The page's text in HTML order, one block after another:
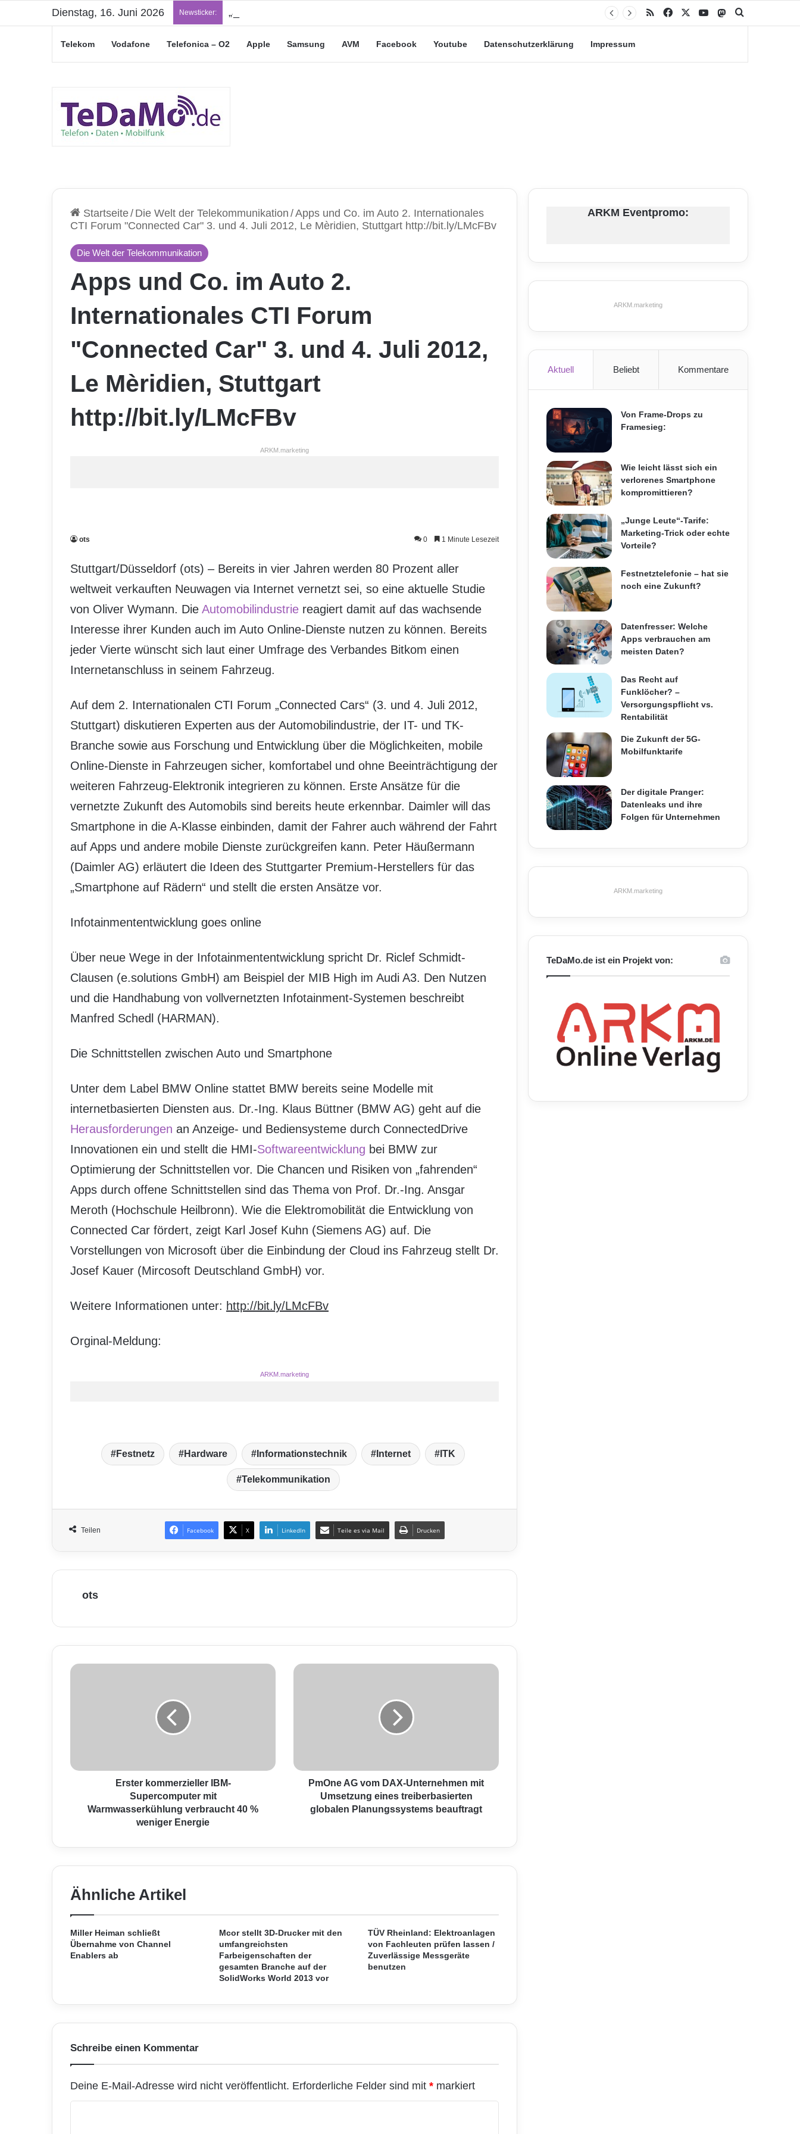
Dienstag, 16. Juni 2026 Newsticker: „Junge Leute“-Tarife: Marketing-Trick oder echte Vorteile? RSS Facebook YouTubeMastodon
Telekom Vodafone Telefonica – O2 Apple Samsung AVM Facebook Youtube Datenschutzerklärung Impressum
Startseite/ Die Welt der Telekommunikation /Apps und Co. im Auto 2. Internationales
CTI Forum "Connected Car" 3. und 4. Juli 2012, Le Mèridien, Stuttgart http://bit.ly/LMcFBv
Die Welt der Telekommunikation
Apps und Co. im Auto 2.
Internationales CTI Forum
"Connected Car" 3. und 4. Juli 2012,
Le Mèridien, Stuttgart
http://bit.ly/LMcFBv
ARKM.marketing
ots 0 1 Minute Lesezeit
Stuttgart/Düsseldorf (ots) – Bereits in vier Jahren werden 80 Prozent aller
weltweit verkauften Neuwagen via Internet vernetzt sei, so eine aktuelle Studie
von Oliver Wymann. Die Automobilindustrie reagiert damit auf das wachsende
Interesse ihrer Kunden auch im Auto Online-Dienste nutzen zu können. Bereits
jeder Vierte wünscht sich laut einer Umfrage des Verbandes Bitkom einen
Internetanschluss in seinem Fahrzeug.
Auf dem 2. Internationalen CTI Forum „Connected Cars“ (3. und 4. Juli 2012,
Stuttgart) diskutieren Experten aus der Automobilindustrie, der IT- und TK-
Branche sowie aus Forschung und Entwicklung über die Möglichkeiten, mobile
Online-Dienste in Fahrzeugen sicher, komfortabel und ohne Beeinträchtigung der
weiteren Fahrzeug-Elektronik integrieren zu können. Erste Ansätze für die
vernetzte Zukunft des Automobils sind bereits heute erkennbar. Daimler will das
Smartphone in die A-Klasse einbinden, damit der Fahrer auch während der Fahrt
auf Apps und andere mobile Dienste zurückgreifen kann. Peter Häußermann
(Daimler AG) erläutert die Ideen des Stuttgarter Premium-Herstellers für das
„Smartphone auf Rädern“ und stellt die ersten Ansätze vor.
Infotainmententwicklung goes online
Über neue Wege in der Infotainmententwicklung spricht Dr. Riclef Schmidt-
Clausen (e.solutions GmbH) am Beispiel der MIB High im Audi A3. Den Nutzen
und die Handhabung von vollvernetzten Infotainment-Systemen beschreibt
Manfred Schedl (HARMAN).
Die Schnittstellen zwischen Auto und Smartphone
Unter dem Label BMW Online stattet BMW bereits seine Modelle mit
internetbasierten Diensten aus. Dr.-Ing. Klaus Büttner (BMW AG) geht auf die
Herausforderungen an Anzeige- und Bediensysteme durch ConnectedDrive
Innovationen ein und stellt die HMI-Softwareentwicklung bei BMW zur
Optimierung der Schnittstellen vor. Die Chancen und Risiken von „fahrenden“
Apps durch offene Schnittstellen sind das Thema von Prof. Dr.-Ing. Ansgar
Meroth (Hochschule Heilbronn). Wie die Elektromobilität die Entwicklung von
Connected Car fördert, zeigt Karl Josef Kuhn (Siemens AG) auf. Die
Vorstellungen von Microsoft über die Einbindung der Cloud ins Fahrzeug stellt Dr.
Josef Kauer (Mircosoft Deutschland GmbH) vor.
Weitere Informationen unter: http://bit.ly/LMcFBv
Orginal-Meldung:
ARKM.marketing
Festnetz Hardware Informationstechnik Internet ITK
Telekommunikation
Teilen Facebook X LinkedIn Teile es via Mail Drucken
ots
E
m
e
l
r
B
M
-
S
r
c
m
u
t
Erster kommerzieller IBM-
Supercomputer mit
Warmwasserkühlung verbraucht 40 %
weniger Energie
P
o
U
t
h
e
n
m
t
U
z
PmOne AG vom DAX-Unternehmen mit
Umsetzung eines treiberbasierten
globalen Planungssystems beauftragt
Ähnliche Artikel
Miller Heiman schließt
Übernahme von Channel
Enablers ab
Mcor stellt 3D-Drucker mit den
umfangreichsten
Farbeigenschaften der
gesamten Branche auf der
SolidWorks World 2013 vor
TÜV Rheinland: Elektroanlagen
von Fachleuten prüfen lassen /
Zuverlässige Messgeräte
benutzen
Schreibe einen Kommentar
Deine E-Mail-Adresse wird nicht veröffentlicht. Erforderliche Felder sind mit * markiert
ARKM Eventpromo:
ARKM.marketing
Aktuell Beliebt Kommentare
Von Frame-Drops zu
Framesieg:
Wie leicht lässt sich ein
verlorenes Smartphone
kompromittieren?
„Junge Leute“-Tarife:
Marketing-Trick oder echte
Vorteile?
Festnetztelefonie – hat sie
noch eine Zukunft?
Datenfresser: Welche
Apps verbrauchen am
meisten Daten?
Das Recht auf
Funklöcher? –
Versorgungspflicht vs.
Rentabilität
Die Zukunft der 5G-
Mobilfunktarife
Der digitale Pranger:
Datenleaks und ihre
Folgen für Unternehmen
ARKM.marketing
TeDaMo.de ist ein Projekt von: